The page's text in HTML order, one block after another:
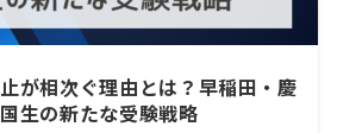
が相次ぐ理由とは？早稲田・慶
生の新たな受験戦略